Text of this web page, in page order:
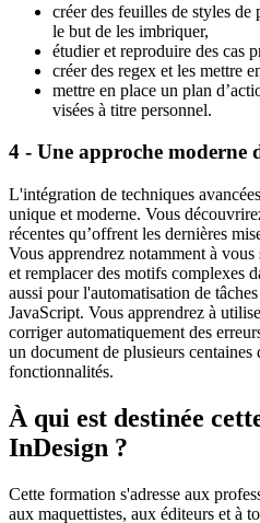
créer des feuilles de styles de
le but de les imbriquer,
étudier et reproduire des cas
créer des regex et les mettre
mettre en place un plan
visées à titre personnel.
4 - Une approche moderne
L'intégration de techniques
unique et moderne. Vous
récentes qu’offrent les dernières
Vous apprendrez notamment à
et remplacer des motifs complexes
aussi pour l'automatisation de
JavaScript. Vous apprendrez à
corriger automatiquement des
un document de plusieurs centaines
fonctionnalités.
À qui est destinée
InDesign ?
Cette formation s'adresse aux
aux maquettistes, aux éditeurs et à